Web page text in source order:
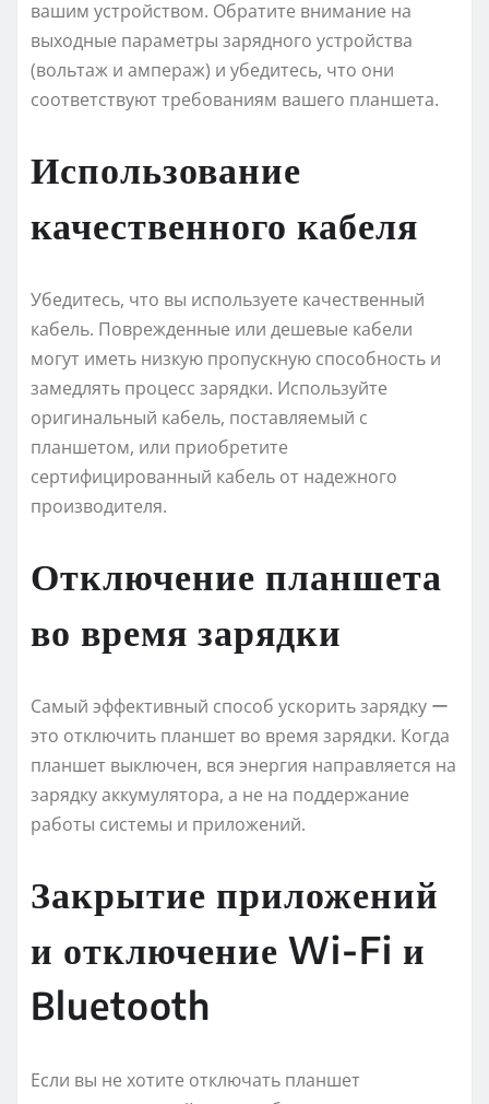
вашим устройством. Обратите внимание на
выходные параметры зарядного устройства
(вольтаж и ампераж) и убедитесь, что они
соответствуют требованиям вашего планшета.
Использование
качественного кабеля
Убедитесь, что вы используете качественный
кабель. Поврежденные или дешевые кабели
могут иметь низкую пропускную способность и
замедлять процесс зарядки. Используйте
оригинальный кабель, поставляемый с
планшетом, или приобретите
сертифицированный кабель от надежного
производителя.
Отключение планшета
во время зарядки
Самый эффективный способ ускорить зарядку ー
это отключить планшет во время зарядки. Когда
планшет выключен, вся энергия направляется на
зарядку аккумулятора, а не на поддержание
работы системы и приложений.
Закрытие приложений
и отключение Wi-Fi и
Bluetooth
Если вы не хотите отключать планшет